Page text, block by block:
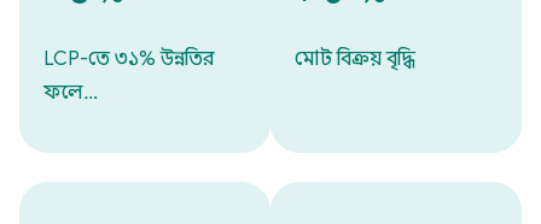
LCP-তে ৩১% উন্নতির
ফলে…
মোট বিক্রয় বৃদ্ধি